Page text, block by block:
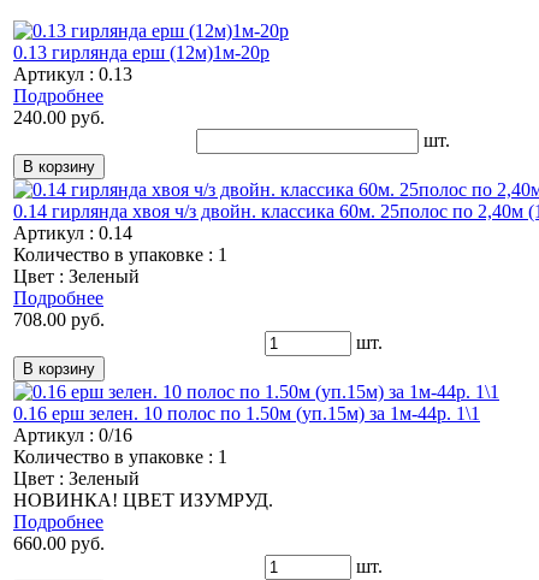
0.13 гирлянда ерш (12м)1м-20р
Артикул : 0.13
Подробнее
240.00 руб.
шт.
0.14 гирлянда хвоя ч/з двойн. классика 60м. 25полос по 2,40м
Артикул : 0.14
Количество в упаковке : 1
Цвет : Зеленый
Подробнее
708.00 руб.
шт.
0.16 ерш зелен. 10 полос по 1.50м (уп.15м) за 1м-44р. 1\1
Артикул : 0/16
Количество в упаковке : 1
Цвет : Зеленый
НОВИНКА! ЦВЕТ ИЗУМРУД.
Подробнее
660.00 руб.
шт.